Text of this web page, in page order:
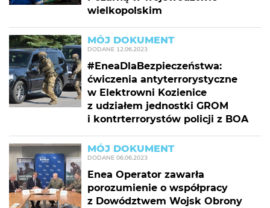
wielkopolskim
MÓJ DOKUMENT
DODANE 12.06.2023
#EneaDlaBezpieczeństwa:
ćwiczenia antyterrorystyczne
w Elektrowni Kozienice
z udziałem jednostki GROM
i kontrterrorystów policji z BOA
MÓJ DOKUMENT
DODANE 06.06.2023
Enea Operator zawarła
porozumienie o współpracy
z Dowództwem Wojsk Obrony